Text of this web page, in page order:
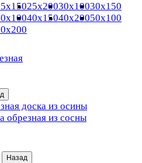
25х20030х10030х150
40х15040х20050х100
доска из осины
обрезная из сосны
Назад